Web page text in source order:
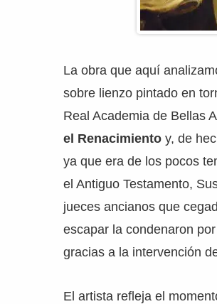
La obra que aquí
sobre lienzo pintado en
Real Academia de Bellas
el Renacimiento y, de
ya que era de los pocos
el Antiguo Testamento,
jueces ancianos que
escapar la condenaron
gracias a la intervención
El artista refleja el